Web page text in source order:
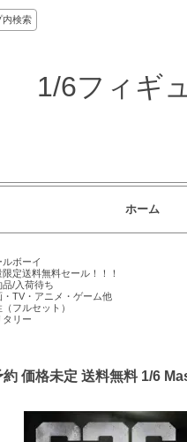
内検索
1/6フィギ
ホーム
ルボーイ
限定送料無料セール！！！
品/入荷待ち
・TV・アニメ・ゲーム他
（フルセット）
タリー
約 価格未定 送料無料 1/6